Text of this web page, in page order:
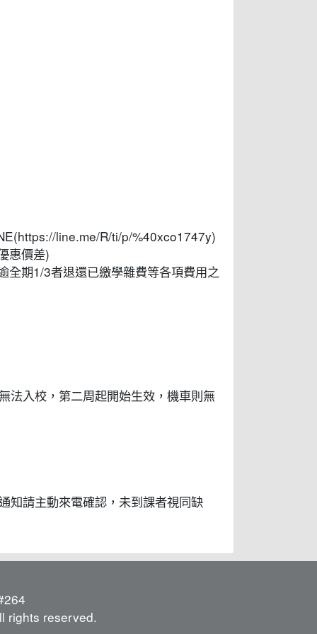
line.me/R/ti/p/%40xco1747y)
惠價差)
全期1/3者退還已繳學雜費等各項費用之
法入校，第二周起開始生效，機車則無
知請主動來電確認，未到課者視同缺
rights reserved.